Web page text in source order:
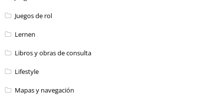
Juegos de rol
Lernen
Libros y obras de consulta
Lifestyle
Mapas y navegación